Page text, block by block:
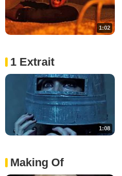
1:02
1 Extrait
1:08
Making Of